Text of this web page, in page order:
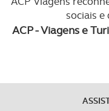
sociais e
ACP - Viagens e